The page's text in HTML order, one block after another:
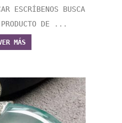
ESCRÍBENOS BUSCA
PRODUCTO DE ...
MÁS